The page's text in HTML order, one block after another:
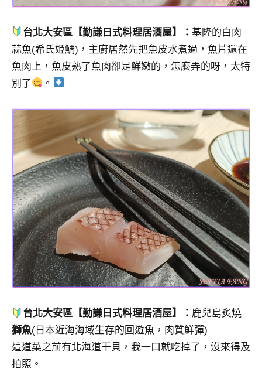
台北大安區【勤謙日式料理居酒屋】：基隆的白肉
蒜魚(希氏姫鯛)，主廚居然先把魚皮水煮過，魚片還在
魚肉上，魚皮熟了魚肉卻是鮮嫩的，怎麼弄的呀，太特
別了
。
台北大安區【勤謙日式料理居酒屋】： 鹿兒島炙燒
獅魚(日本近海海域生存的回遊魚，肉質鮮彈)
這道菜之前有北海道干貝，我一口就吃掉了，沒來得及
拍照。